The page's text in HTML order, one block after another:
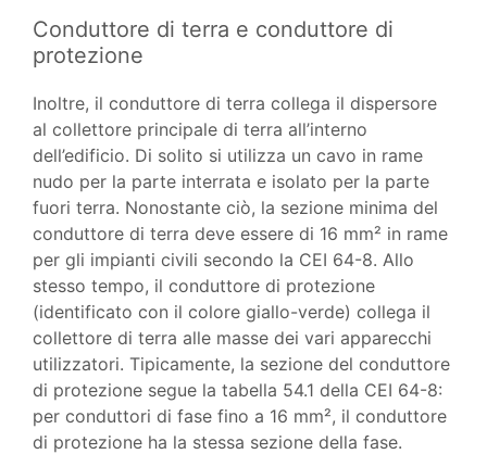
Conduttore di terra e conduttore di
protezione
Inoltre, il conduttore di terra collega il dispersore
al collettore principale di terra all’interno
dell’edificio. Di solito si utilizza un cavo in rame
nudo per la parte interrata e isolato per la parte
fuori terra. Nonostante ciò, la sezione minima del
conduttore di terra deve essere di 16 mm² in rame
per gli impianti civili secondo la CEI 64-8. Allo
stesso tempo, il conduttore di protezione
(identificato con il colore giallo-verde) collega il
collettore di terra alle masse dei vari apparecchi
utilizzatori. Tipicamente, la sezione del conduttore
di protezione segue la tabella 54.1 della CEI 64-8:
per conduttori di fase fino a 16 mm², il conduttore
di protezione ha la stessa sezione della fase.